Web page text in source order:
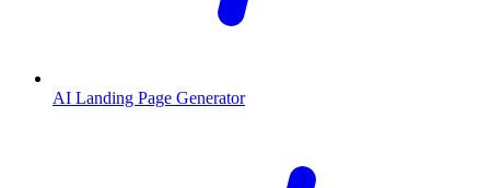
AI Landing Page Generator